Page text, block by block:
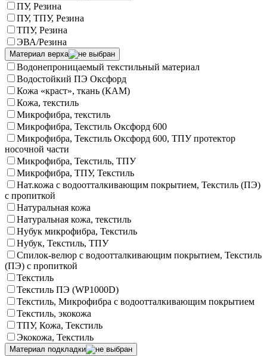
ПУ, Резина
ПУ, ТПУ, Резина
ТПУ, Резина
ЭВА/Резина
Материал верха
Водонепроницаемый текстильный материал
Водостойкий ПЭ Оксфорд
Кожа «краст», ткань (КАМ)
Кожа, текстиль
Микрофибра, текстиль
Микрофибра, Текстиль Оксфорд 600
Микрофибра, Текстиль Оксфорд 600, ТПУ протектор
носочной части
Микрофибра, Текстиль, ТПУ
Микрофибра, ТПУ, Текстиль
Нат.кожа с водоотталкивающим покрытием, Текстиль (ПЭ)
с пропиткой
Натуральная кожа
Натуральная кожа, текстиль
Нубук микрофибра, Текстиль
Нубук, Текстиль, ТПУ
Спилок-велюр с водоотталкивающим покрытием, Текстиль
(ПЭ) с пропиткой
Текстиль
Текстиль ПЭ (WP1000D)
Текстиль, Микрофибра с водоотталкивающим покрытием
Текстиль, экокожа
ТПУ, Кожа, Текстиль
Экокожа, Текстиль
Материал подкладки